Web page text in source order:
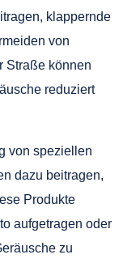
klappernde
von
Straße können
reduziert
von speziellen
dazu beitragen,
Produkte
aufgetragen oder
zu